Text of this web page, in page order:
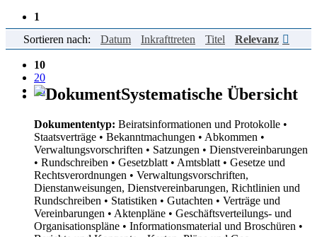
1
Einträge pro Seite
10
20
50
Sortieren nach: Datum Inkrafttreten Titel Relevanz
Systematische Übersicht
Dokumententyp: Beiratsinformationen und Protokolle •
Staatsverträge • Bekanntmachungen • Abkommen •
Verwaltungsvorschriften • Satzungen • Dienstvereinbarungen
• Rundschreiben • Gesetzblatt • Amtsblatt • Gesetze und
Rechtsverordnungen • Verwaltungsvorschriften,
Dienstanweisungen, Dienstvereinbarungen, Richtlinien und
Rundschreiben • Statistiken • Gutachten • Verträge und
Vereinbarungen • Aktenpläne • Geschäftsverteilungs- und
Organisationspläne • Informationsmaterial und Broschüren •